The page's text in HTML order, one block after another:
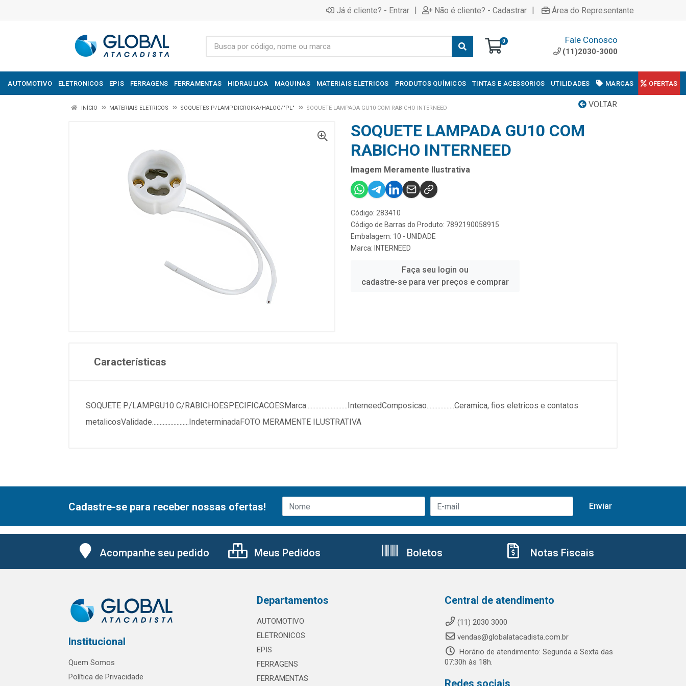
Já é cliente? - Entrar | Não é cliente? - Cadastrar | Área do Representante
0 Fale Conosco
(11)2030-3000
AUTOMOTIVO ELETRONICOS EPIS FERRAGENS FERRAMENTAS HIDRAULICA MAQUINAS MATERIAIS ELETRICOS PRODUTOS QUÍMICOS TINTAS E ACESSORIOS UTILIDADES MARCAS OFERTAS
VOLTAR
INÍCIO MATERIAIS ELETRICOS SOQUETES P/LAMP.DICROIKA/HALOG/"PL" SOQUETE LAMPADA GU10 COM RABICHO INTERNEED
SOQUETE LAMPADA GU10 COM
RABICHO INTERNEED
Imagem Meramente Ilustrativa
Código: 283410
Código de Barras do Produto: 7892190058915
Embalagem: 10 - UNIDADE
Marca: INTERNEED
Faça seu login ou
cadastre-se para ver preços e comprar
Características
SOQUETE P/LAMP.GU10 C/RABICHOESPECIFICACOESMarca...........................InterneedComposicao..................Ceramica, fios eletricos e contatos
metalicosValidade........................IndeterminadaFOTO MERAMENTE ILUSTRATIVA
Cadastre-se para receber nossas ofertas!
Acompanhe seu pedido Meus Pedidos Boletos Notas Fiscais
Institucional
Quem Somos
Política de Privacidade
Departamentos
AUTOMOTIVO
ELETRONICOS
EPIS
FERRAGENS
FERRAMENTAS
Central de atendimento
(11) 2030 3000
vendas@globalatacadista.com.br
Horário de atendimento: Segunda a Sexta das
07:30h às 18h.
Redes sociais